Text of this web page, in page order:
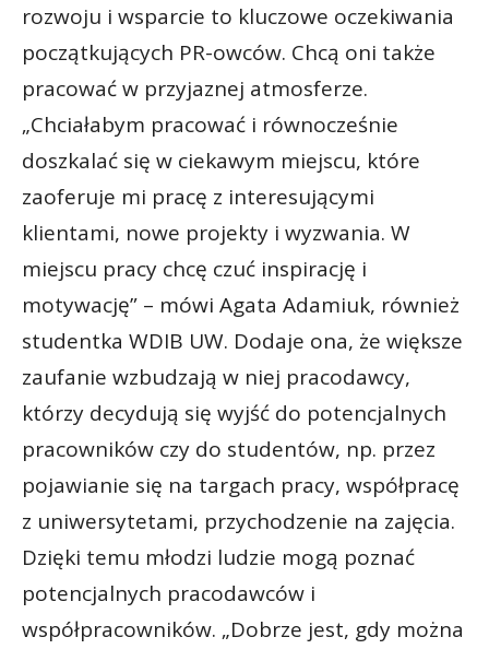
rozwoju i wsparcie to kluczowe oczekiwania
początkujących PR-owców. Chcą oni także
pracować w przyjaznej atmosferze.
„Chciałabym pracować i równocześnie
doszkalać się w ciekawym miejscu, które
zaoferuje mi pracę z interesującymi
klientami, nowe projekty i wyzwania. W
miejscu pracy chcę czuć inspirację i
motywację” – mówi Agata Adamiuk, również
studentka WDIB UW. Dodaje ona, że większe
zaufanie wzbudzają w niej pracodawcy,
którzy decydują się wyjść do potencjalnych
pracowników czy do studentów, np. przez
pojawianie się na targach pracy, współpracę
z uniwersytetami, przychodzenie na zajęcia.
Dzięki temu młodzi ludzie mogą poznać
potencjalnych pracodawców i
współpracowników. „Dobrze jest, gdy można